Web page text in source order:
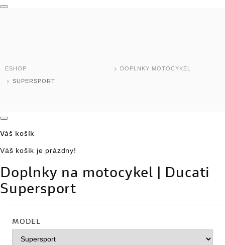
ESHOP
JAZDENÉ MOTOCYKLE
NOVINKY
DEALER LOCATOR
DUCATI CLUB
ESHOP DOPLNKY MOTOCYKEL
SUPERSPORT
Váš košík
Váš košík je prázdny!
Doplnky na motocykel | Ducati
Supersport
MODEL